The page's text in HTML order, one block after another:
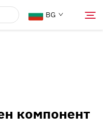
BG
компонент